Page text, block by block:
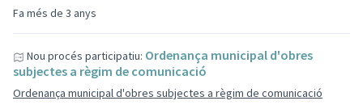
Fa més de 3 anys
Nou procés participatiu: Ordenança municipal d'obres
subjectes a règim de comunicació
Ordenança municipal d'obres subjectes a règim de comunicació